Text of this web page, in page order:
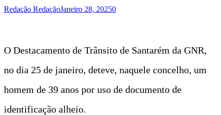
Redação RedaçãoJaneiro 28, 20250
O Destacamento de Trânsito de Santarém da GNR,
no dia 25 de janeiro, deteve, naquele concelho, um
homem de 39 anos por uso de documento de
identificação alheio.